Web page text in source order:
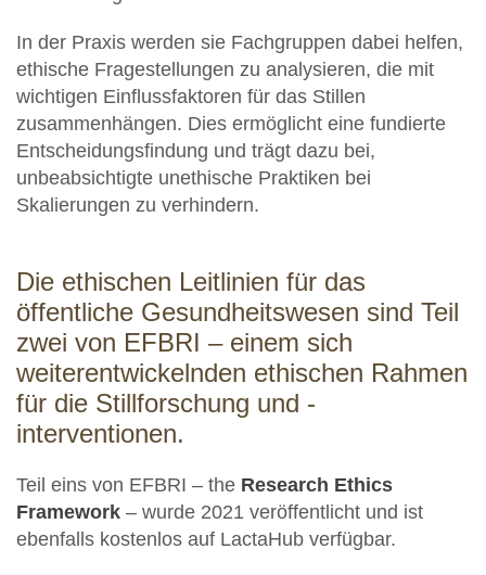
In der Praxis werden sie Fachgruppen dabei helfen,
ethische Fragestellungen zu analysieren, die mit
wichtigen Einflussfaktoren für das Stillen
zusammenhängen. Dies ermöglicht eine fundierte
Entscheidungsfindung und trägt dazu bei,
unbeabsichtigte unethische Praktiken bei
Skalierungen zu verhindern.
Die ethischen Leitlinien für das
öffentliche Gesundheitswesen sind Teil
zwei von EFBRI – einem sich
weiterentwickelnden ethischen Rahmen
für die Stillforschung und -
interventionen.
Teil eins von EFBRI – the Research Ethics
Framework – wurde 2021 veröffentlicht und ist
ebenfalls kostenlos auf LactaHub verfügbar.